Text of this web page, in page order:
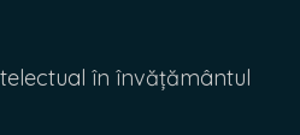
în învățământul